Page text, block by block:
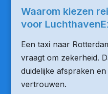
Waarom kiezen
voor
Een taxi naar
vraagt om zekerheid.
duidelijke afspraken
vertrouwen.